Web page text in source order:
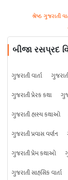
શ્રેષ્ઠ ગુજરાતી
બીજા રસપ્રદ
ગુજરાતી વાર્તા
ગુજરાતી પ્રેરક કથા
ગુજરાતી હાસ્ય કથાઓ
ગુજરાતી પ્રવાસ વર્ણન
ગુજરાતી પ્રેમ કથાઓ
ગુજરાતી સાહસિક વાર્તા